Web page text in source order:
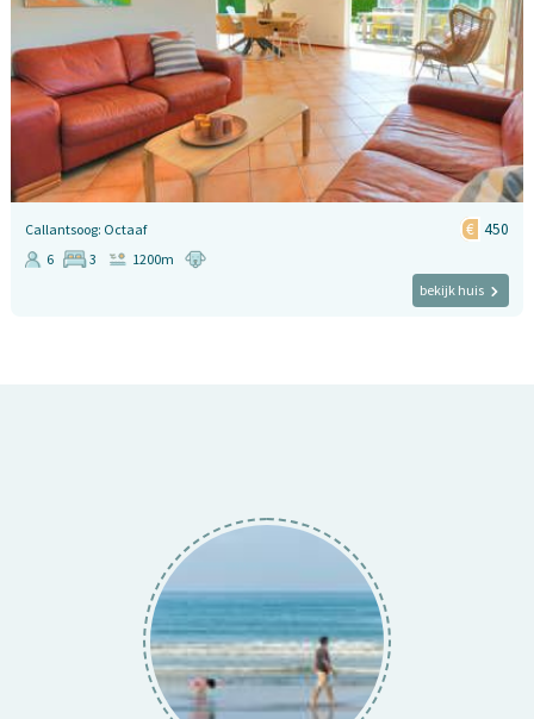
Callantsoog: Octaaf 450
6 3
1200m
bekijk huis